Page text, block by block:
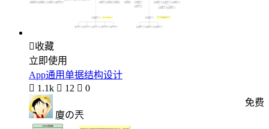
收藏
立即使用
App通用单据结构设计
 1.1k  12  0
廈の兲
免费